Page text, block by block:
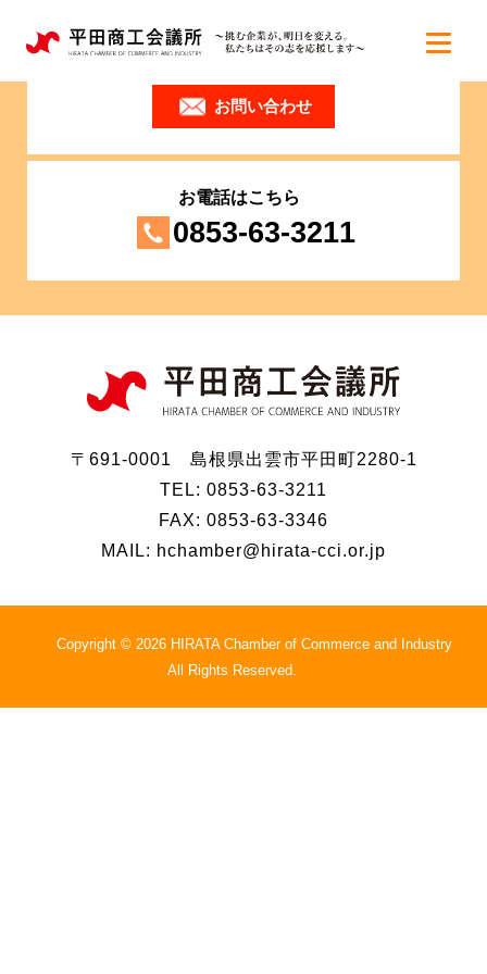
お問い合わせ
お電話はこちら
0853-63-3211
〒691-0001 島根県出雲市平田町2280-1
TEL: 0853-63-3211
FAX: 0853-63-3346
MAIL: hchamber@hirata-cci.or.jp
Copyright © 2026 HIRATA Chamber of Commerce and Industry
All Rights Reserved.